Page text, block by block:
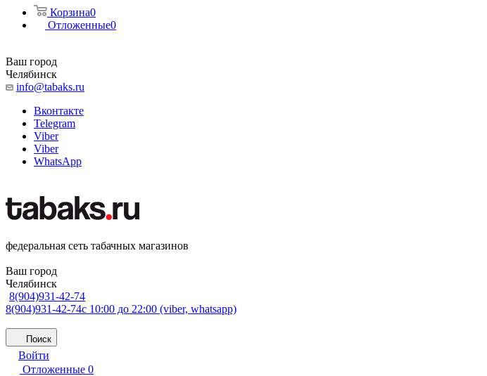
Корзина0
Отложенные0
Ваш город
Челябинск
info@tabaks.ru
Вконтакте
Telegram
Viber
Viber
WhatsApp
федеральная сеть табачных магазинов
Ваш город
Челябинск
8(904)931-42-74
8(904)931-42-74с 10:00 до 22:00 (viber, whatsapp)
Поиск
Войти
Отложенные 0